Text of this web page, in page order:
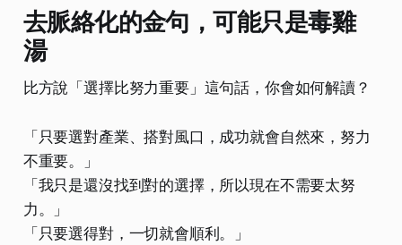
去脈絡化的金句，可能只是毒雞
湯
比方說「選擇比努力重要」這句話，你會如何解讀？
「只要選對產業、搭對風口，成功就會自然來，努力
不重要。」
「我只是還沒找到對的選擇，所以現在不需要太努
力。」
「只要選得對，一切就會順利。」